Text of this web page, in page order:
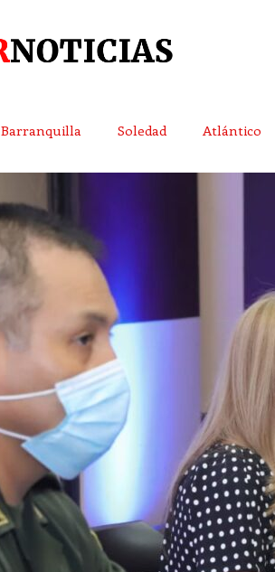
Barranquilla Soledad Atlántico